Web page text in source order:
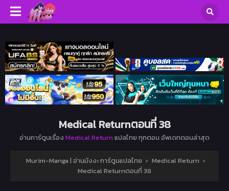
Medical Returnตอนที่ 38
อ่านการ์ตูนเรื่อง Medical Return แปลไทย ทุกตอน อัพเดทตอนล่าสุด
Murim-Manga | อ่านมังงะ การ์ตูนแปลไทย › Medical Return ›
Medical Returnตอนที่ 38